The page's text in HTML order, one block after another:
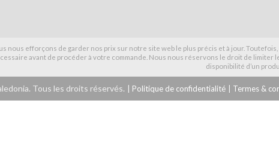
nous efforçons de garder nos prix sur notre site web le plus précis et à jour.
avant de procéder à votre commande. Nous nous réservons le droit de
disponibilité d’un
Tous les droits réservés. Politique de confidentialité Termes &